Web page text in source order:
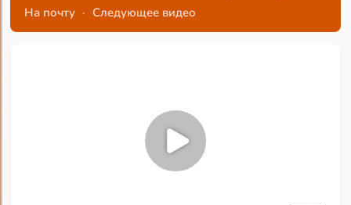
На почту · Следующее видео